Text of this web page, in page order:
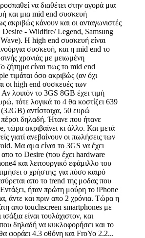
να διαθέτει στην αγορά μια
και μια mid end συσκευή
ακριβώς κάνουν και οι ανταγωνιστές
Desire - Wildfire/ Legend, Samsung
H high end συσκευή είναι
συσκευή, και η mid end το
χρονιάς με μειωμένη
ζήτημα είναι πως το mid end
τιμάται όσο ακριβώς (αν όχι
οι high end συσκευές των
λοιπόν το 3GS 8GB έχει τιμή
τότε λογικά το 4 θα κοστίζει 639
αντίστοιχα, 50 ευρώ
δηλαδή. Ήτανε που ήτανε
τώρα ακριβαίνει κι άλλο. Και μετά
γιατί ανεβαίνουν οι πωλήσεις των
Μα αμα είναι το 3GS να έχει
το Desire (που έχει hardware
και λειτουργικό εφάμιλλο του
ο χρήστης; για πόσο καιρό
απο το trend της μοδας που
ήταν πρώτη μούρη το iPhone
άντε και πριν απο 2 χρόνια. Τώρα η
απο touchscreen smartphones με
είναι τουλάχιστον, και
δηλαδή να κυκλοφορήσει και το
φοράει 4.3 οθόνη και FroYo 2.2...